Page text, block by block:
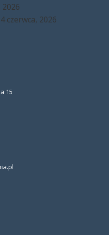
2026
czerwca, 2026
15